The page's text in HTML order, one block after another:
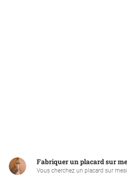
Fabriquer un placard sur
Vous cherchez un placard sur